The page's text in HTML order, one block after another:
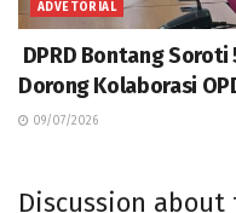
ADVETORIAL
DPRD Bontang Soroti
Dorong Kolaborasi
09/07/2026
Discussion